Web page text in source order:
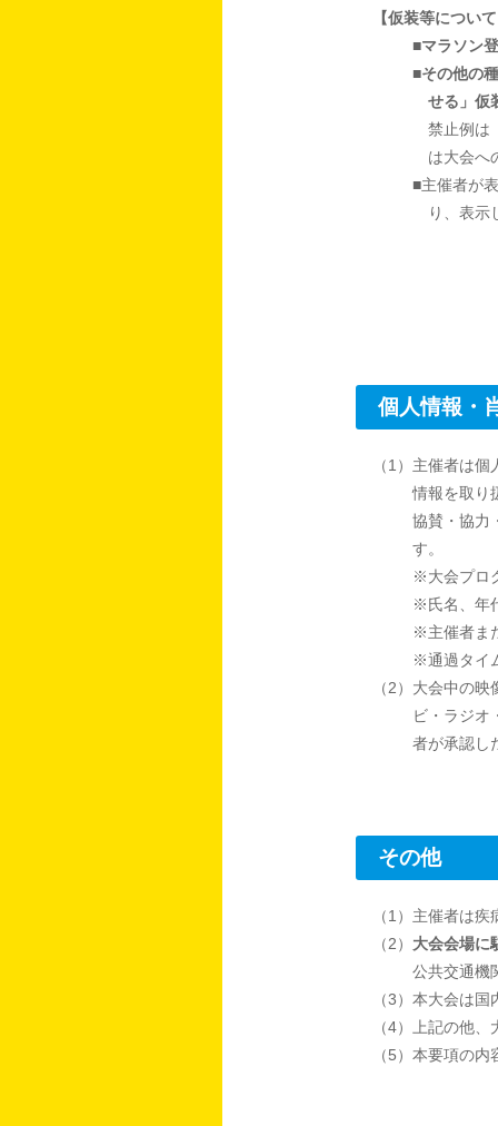
【仮装等につい
■マラソン
■その他の
せる」仮
禁止例は
は大会へ
■主催者が
り、表示
個人情報・
（1）主催者は
情報を取り
協賛・協力
す。
※大会プロ
※氏名、年
※主催者ま
※通過タイ
（2）大会中の
ビ・ラジオ
者が承認し
その他
（1）主催者は
（2） 大会会場に
公共交通機
（3）本大会は
（4）上記の他
（5）本要項の